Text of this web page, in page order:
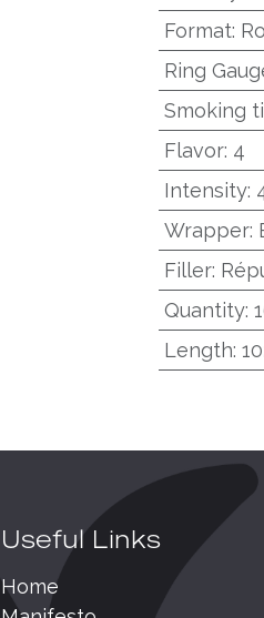
Format:
Ring
Smoking
Flavor: 4
Intensity:
Wrapper:
Filler:
Quantity:
Length:
Useful Links
Home